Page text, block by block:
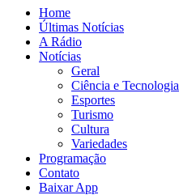
Home
Últimas Notícias
A Rádio
Notícias
Geral
Ciência e Tecnologia
Esportes
Turismo
Cultura
Variedades
Programação
Contato
Baixar App